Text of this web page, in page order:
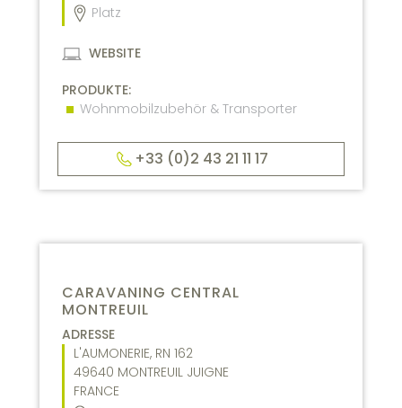
Platz
WEBSITE
PRODUKTE:
Wohnmobilzubehör & Transporter
+33 (0)2 43 21 11 17
CARAVANING CENTRAL
MONTREUIL
ADRESSE
L'AUMONERIE, RN 162
49640 MONTREUIL JUIGNE
FRANCE